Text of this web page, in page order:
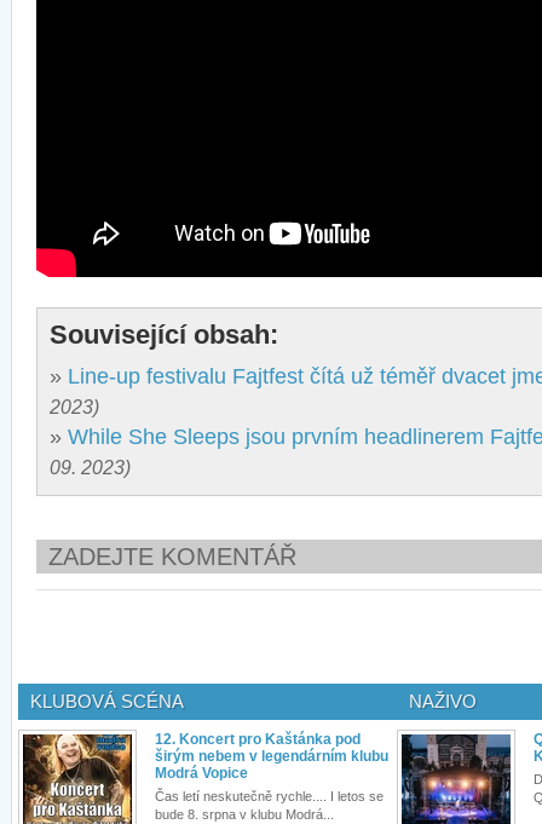
Související obsah:
» Line-up festivalu Fajtfest čítá už téměř dvacet
2023)
» While She Sleeps jsou prvním headlinerem
09. 2023)
ZADEJTE KOMENTÁŘ
KLUBOVÁ SCÉNA
12. Koncert pro Kaštánka pod
širým nebem v legendárním klubu
Modrá Vopice
Čas letí neskutečně rychle.... I letos se
bude 8. srpna v klubu Modrá...
NAŽIVO